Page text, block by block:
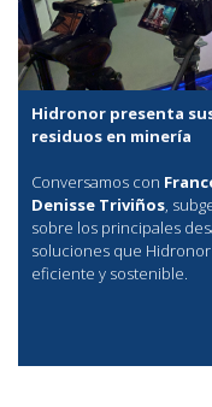
Hidronor presenta
residuos en minería
Conversamos con
Denisse Triviños,
sobre los principales
soluciones que
eficiente y sostenible.